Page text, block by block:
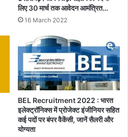
लिए 30 मार्च तक आवेदन आमंत्रित…
16 March 2022
BEL Recruitment 2022 : भारत
इलेक्ट्रॉनिक्स में प्रोजेक्ट इंजीनियर सहित
कई पदों पर बंपर वैकेंसी, जानें सैलरी और
योग्यता